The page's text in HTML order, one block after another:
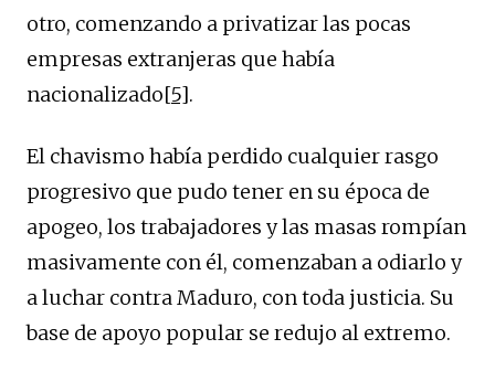
otro, comenzando a privatizar las pocas
empresas extranjeras que había
nacionalizado[5].
El chavismo había perdido cualquier rasgo
progresivo que pudo tener en su época de
apogeo, los trabajadores y las masas rompían
masivamente con él, comenzaban a odiarlo y
a luchar contra Maduro, con toda justicia. Su
base de apoyo popular se redujo al extremo.